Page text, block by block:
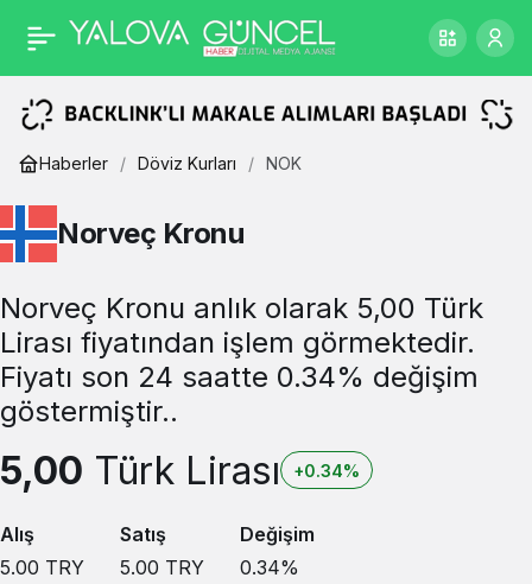
Haberler Döviz Kurları NOK
Norveç Kronu
Norveç Kronu anlık olarak 5,00 Türk
Lirası fiyatından işlem görmektedir.
Fiyatı son 24 saatte 0.34% değişim
göstermiştir..
5,00 Türk Lirası +0.34%
Alış
5.00 TRY
Satış
5.00 TRY
Değişim
0.34%